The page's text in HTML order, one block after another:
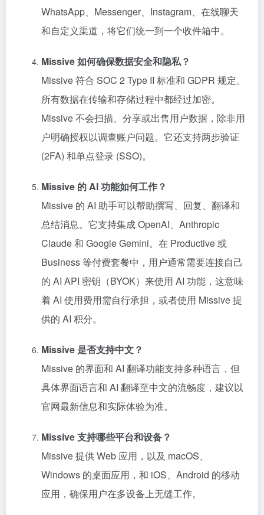
WhatsApp、Messenger、Instagram、在线聊天
和自定义渠道，将它们统一到一个收件箱中。
Missive 如何确保数据安全和隐私？
Missive 符合 SOC 2 Type II 标准和 GDPR 规定。
所有数据在传输和存储过程中都经过加密。
Missive 不会扫描、分享或出售用户数据，除非用
户明确授权以调查账户问题。它还支持两步验证
(2FA) 和单点登录 (SSO)。
Missive 的 AI 功能如何工作？
Missive 的 AI 助手可以帮助撰写、回复、翻译和
总结消息。它支持集成 OpenAI、Anthropic
Claude 和 Google Gemini。在 Productive 或
Business 等付费套餐中，用户通常需要连接自己
的 AI API 密钥（BYOK）来使用 AI 功能，这意味
着 AI 使用费用需自行承担，或者使用 Missive 提
供的 AI 积分。
Missive 是否支持中文？
Missive 的界面和 AI 翻译功能支持多种语言，但
具体界面语言和 AI 翻译至中文的流畅度，建议以
官网最新信息和实际体验为准。
Missive 支持哪些平台和设备？
Missive 提供 Web 应用，以及 macOS、
Windows 的桌面应用，和 iOS、Android 的移动
应用，确保用户在多设备上无缝工作。